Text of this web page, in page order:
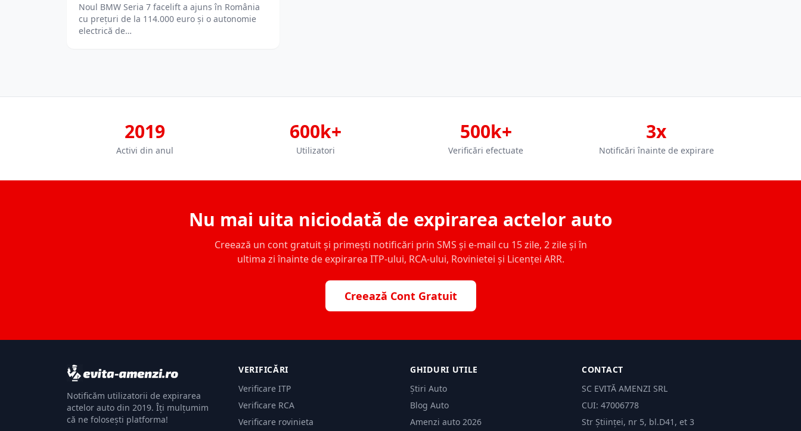
Noul BMW Seria 7 facelift a ajuns în România
cu prețuri de la 114.000 euro și o autonomie
electrică de…
2019
Activi din anul
600k+
Utilizatori
500k+
Verificări efectuate
3x
Notificări înainte de expirare
Nu mai uita niciodată de expirarea actelor auto
Creează un cont gratuit și primești notificări prin SMS și e-mail cu 15 zile, 2 zile și în
ultima zi înainte de expirarea ITP-ului, RCA-ului, Rovinietei și Licenței ARR.
Creează Cont Gratuit
Notificăm utilizatorii de expirarea
actelor auto din 2019. Îți mulțumim
că ne folosești platforma!
VERIFICĂRI
Verificare ITP
Verificare RCA
Verificare rovinieta
GHIDURI UTILE
Știri Auto
Blog Auto
Amenzi auto 2026
CONTACT
SC EVITĂ AMENZI SRL
CUI: 47006778
Str Științei, nr 5, bl.D41, et 3